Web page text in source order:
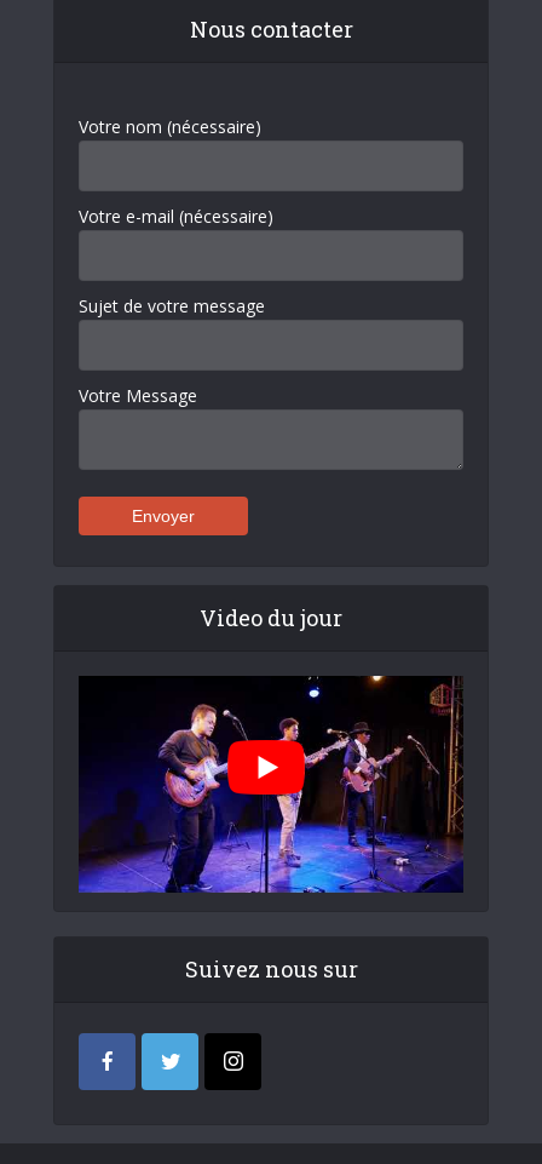
Nous contacter
Votre nom (nécessaire)
Votre e-mail (nécessaire)
Sujet de votre message
Votre Message
Video du jour
Suivez nous sur